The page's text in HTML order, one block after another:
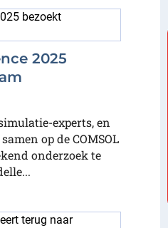
2025
experts, en
op de COMSOL
onderzoek te